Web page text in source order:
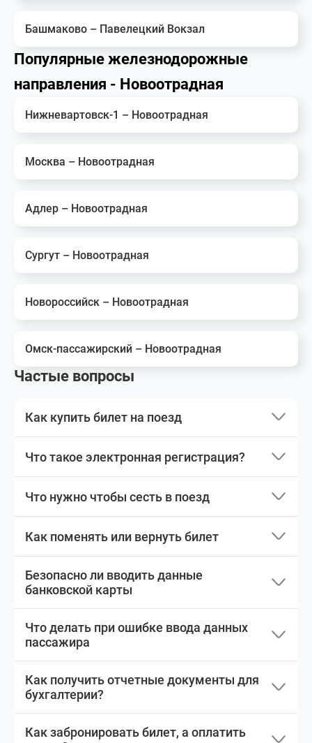
Башмаково – Павелецкий Вокзал
Популярные железнодорожные
направления - Новоотрадная
Нижневартовск-1 – Новоотрадная
Москва – Новоотрадная
Адлер – Новоотрадная
Сургут – Новоотрадная
Новороссийск – Новоотрадная
Омск-пассажирский – Новоотрадная
Частые вопросы
Как купить билет на поезд
Что такое электронная регистрация?
Что нужно чтобы сесть в поезд
Как поменять или вернуть билет
Безопасно ли вводить данные
банковской карты
Что делать при ошибке ввода данных
пассажира
Как получить отчетные документы для
бухгалтерии?
Как забронировать билет, а оплатить